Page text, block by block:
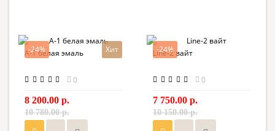
-24% Хит
A-1 белая эмаль
0
8 200.00 р.
10 780.00 р.
-24%
Line-2 вайт
0
7 750.00 р.
10 150.00 р.